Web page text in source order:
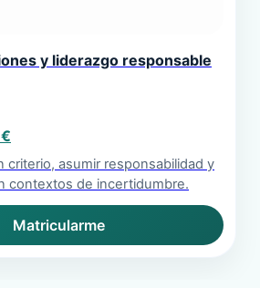
y liderazgo responsable
€
actual
es:
19,00 €.
criterio, asumir responsabilidad y
contextos de incertidumbre.
Matricularme